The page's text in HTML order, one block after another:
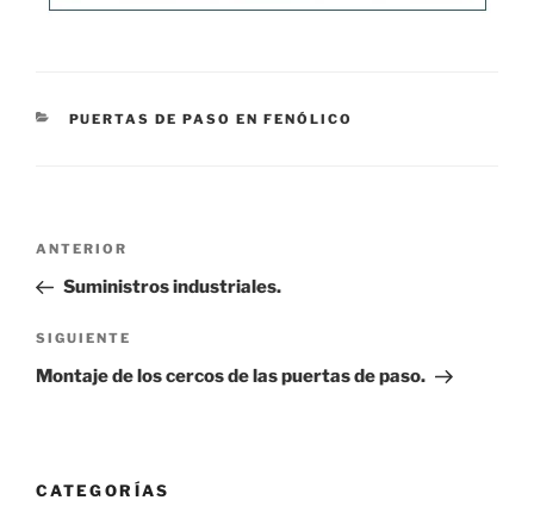
CATEGORÍAS
PUERTAS DE PASO EN FENÓLICO
Navegación
entradas
Entrada
anterior:
ANTERIOR
Suministros industriales.
Siguiente
entrada
SIGUIENTE
Montaje de los cercos de las puertas de paso.
CATEGORÍAS